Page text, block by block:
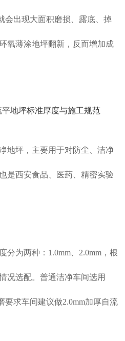
会出现大面积磨损、露底、掉
氧薄涂地坪翻新，反而增加成
平地坪标准厚度与施工规范
地坪，主要用于对防尘、洁净
是西安食品、医药、精密实验
分为两种：1.0mm、2.0mm，根
况选配。普通洁净车间选用
要求车间建议做2.0mm加厚自流